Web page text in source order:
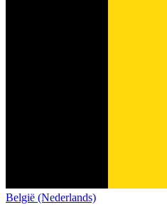
België (Nederlands)